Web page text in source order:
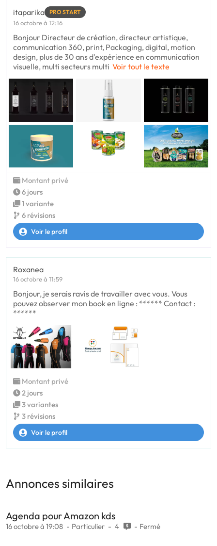
itaparika PRO START
16 octobre à 12:16
Bonjour Directeur de création, directeur artistique,
communication 360, print, Packaging, digital, motion
design, plus de 30 ans d'expérience en communication
visuelle, multi secteurs multi Voir tout le texte
Montant privé
6 jours
1 variante
6 révisions
Voir le profil
Roxanea
16 octobre à 11:59
Bonjour, je serais ravis de travailler avec vous. Vous
pouvez observer mon book en ligne : ****** Contact :
******
Montant privé
2 jours
3 variantes
3 révisions
Voir le profil
Annonces similaires
Agenda pour Amazon kds
16 octobre à 19:08 Particulier 4 Fermé